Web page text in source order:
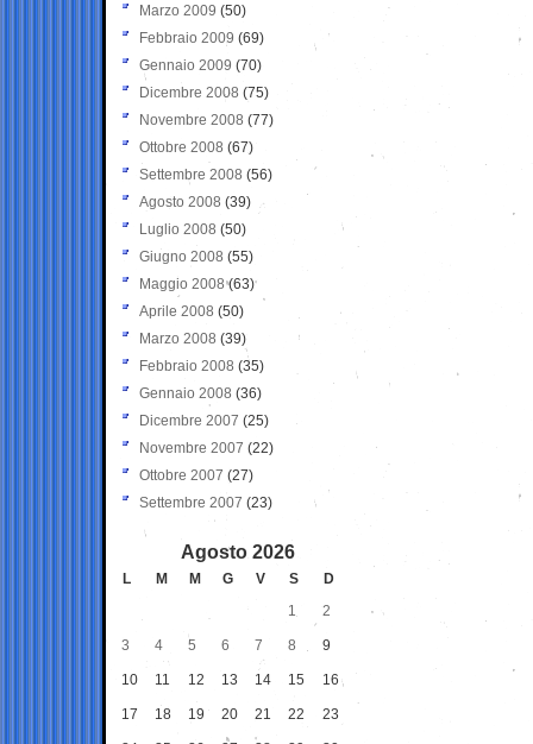
Marzo 2009 (50)
Febbraio 2009 (69)
Gennaio 2009 (70)
Dicembre 2008 (75)
Novembre 2008 (77)
Ottobre 2008 (67)
Settembre 2008 (56)
Agosto 2008 (39)
Luglio 2008 (50)
Giugno 2008 (55)
Maggio 2008(63)
Aprile 2008 (50)
Marzo 2008 (39)
Febbraio 2008 (35)
Gennaio 2008 (36)
Dicembre 2007 (25)
Novembre 2007 (22)
Ottobre 2007 (27)
Settembre 2007 (23)
Agosto 2026
L M M G V S
D
1
2
3 4 5 6 7 8 9
10 11 12 13 14 15 16
17 18 19 20 21 22 23